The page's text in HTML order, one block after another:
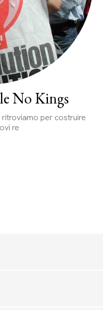
No Kings
ritroviamo per costruire
re